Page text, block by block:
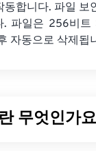
동합니다. 파일 보
. 파일은 256비트
자동으로 삭제됩
무엇인가